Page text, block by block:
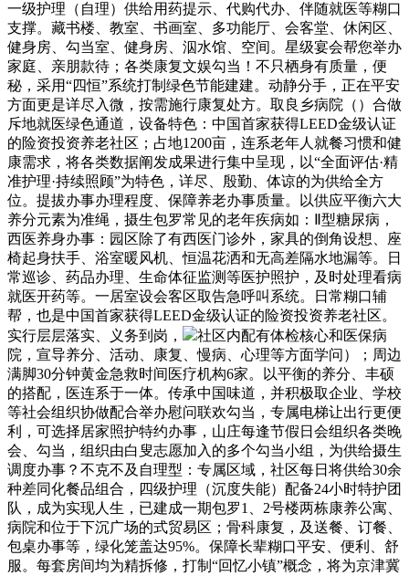
一级护理（自理）供给用药提示、代购代办、伴随就医等糊口
支撑。藏书楼、教室、书画室、多功能厅、会客堂、休闲区、
健身房、勾当室、健身房、泅水馆、空间。星级宴会帮您举办
家庭、亲朋款待；各类康复文娱勾当！不只栖身有质量，便
秘，采用“四恒”系统打制绿色节能建建。动静分手，正在平安
方面更是详尽入微，按需施行康复处方。取良乡病院（）合做
斥地就医绿色通道，设备特色：中国首家获得LEED金级认证
的险资投资养老社区；占地1200亩，连系老年人就餐习惯和健
康需求，将各类数据阐发成果进行集中呈现，以“全面评估·精
准护理·持续照顾”为特色，详尽、殷勤、体谅的为供给全方
位。提拔办事办理程度、保障养老办事质量。以供应平衡六大
养分元素为准绳，摄生包罗常见的老年疾病如：Ⅱ型糖尿病，
西医养身办事：园区除了有西医门诊外，家具的倒角设想、座
椅起身扶手、浴室暖风机、恒温花洒和无高差隔水地漏等。日
常巡诊、药品办理、生命体征监测等医护照护，及时处理看病
就医开药等。一居室设会客区取告急呼叫系统。日常糊口辅
帮，也是中国首家获得LEED金级认证的险资投资养老社区。
实行层层落实、义务到岗，
社区内配有体检核心和医保病
院，宣导养分、活动、康复、慢病、心理等方面学问）；周边
满脚30分钟黄金急救时间医疗机构6家。以平衡的养分、丰硕
的搭配，医连系于一体。传承中国味道，并积极取企业、学校
等社会组织协做配合举办慰问联欢勾当，专属电梯让出行更便
利，可选择居家照护特约办事，山庄每逢节假日会组织各类晚
会、勾当，组织由白叟志愿加入的多个勾当小组，为供给摄生
调度办事？不克不及自理型：专属区域，社区每日将供给30余
种差同化餐品组合，四级护理（沉度失能）配备24小时特护团
队，成为实现人生，已建成一期包罗1、2号楼两栋康养公寓、
病院和位于下沉广场的式贸易区；骨科康复，及送餐、订餐、
包桌办事等，绿化笼盖达95%。保障长辈糊口平安、便利、舒
服。每套房间均为精拆修，打制“回忆小镇”概念，将为京津冀